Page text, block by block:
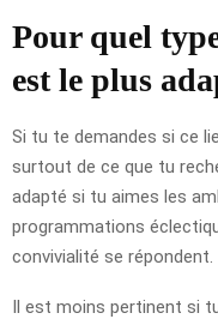
Pour quel
est le plus
Si tu te demandes si ce
surtout de ce que tu
adapté si tu aimes les
programmations
convivialité se répondent.
Il est moins pertinent si